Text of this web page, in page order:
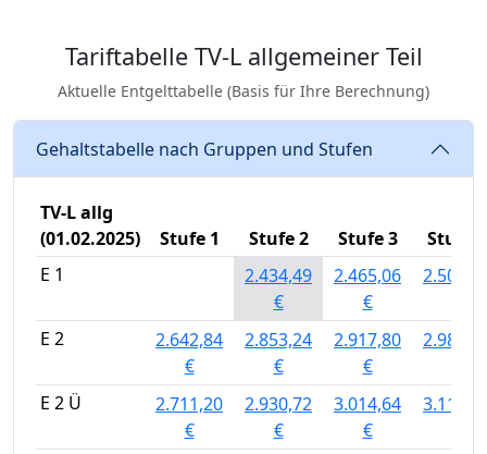
Tariftabelle TV-L allgemeiner Teil
Aktuelle Entgelttabelle (Basis für Ihre Berechnung)
Gehaltstabelle nach Gruppen und Stufen
TV-L allg
(01.02.2025)
Stufe 1 Stufe 2 Stufe 3
Stufe 4
E 1
2.434,49
€
2.465,06
€
E 2
2.642,84
€
2.853,24
€
2.917,80
€
E 2 Ü
2.711,20
€
2.930,72
€
3.014,64
€